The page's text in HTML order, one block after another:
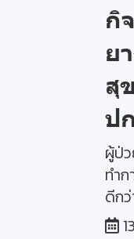
กิ
ย
สุ
ป
ผู้ป่
ทำ
ดีก